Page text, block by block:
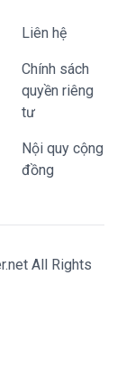
liên hệ
Chính sách
quyền riêng
tư
Nội quy cộng
đồng
All Rights